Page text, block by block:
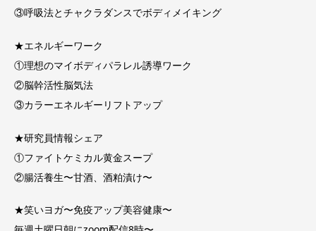
③呼吸法とチャクラダンスでボディメイキング
★エネルギーワーク
①理想のマイボディパラレル誘導ワーク
②脳幹活性脳気法
③カラーエネルギーリフトアップ
★研究員情報シェア
①ファイトケミカル黄金スープ
②腸活養生〜甘酒、酒粕漬け〜
★笑いヨガ〜免疫アップ美容健康〜